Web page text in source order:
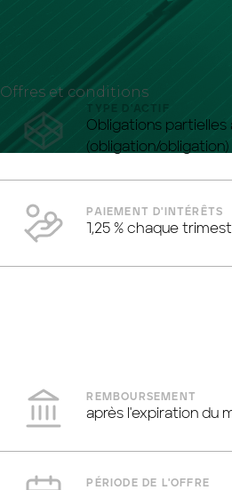
Offres et conditions
TYPE D'ACTIF
Obligations partielles
(obligation/obligation)
PAIEMENT D'INTÉRÊTS
1,25 % chaque
REMBOURSEMENT
après l'expiration du
PÉRIODE DE L'OFFRE